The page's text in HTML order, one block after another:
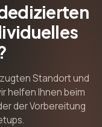
Standort und
helfen Ihnen beim
der Vorbereitung